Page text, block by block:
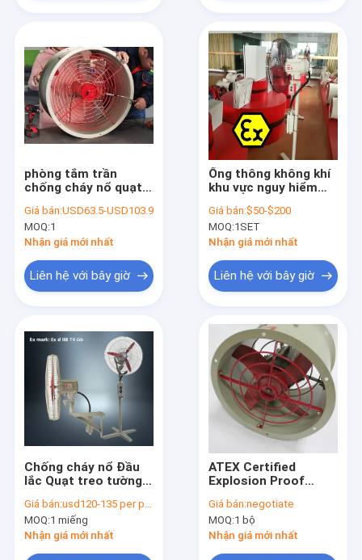
phòng tắm trần
chống cháy nổ quạt
thay đổi nhiệt độ cao
công nghiệp
Giá bán:USD63.5-USD103.9
MOQ:1
Nhận giá mới nhất
Liên hệ với bây giờ
Ống thông không khí
khu vực nguy hiểm
xả chống nổ
Giá bán:$50-$200
MOQ:1SET
Nhận giá mới nhất
Liên hệ với bây giờ
Chống cháy nổ Đầu
lắc Quạt treo tường
Giá bán:usd120-135 per piece
MOQ:1 miếng
Nhận giá mới nhất
ATEX Certified
Explosion Proof
duct-available for oil
refinery tank
ventilation
Giá bán:negotiate
MOQ:1 bộ
Nhận giá mới nhất